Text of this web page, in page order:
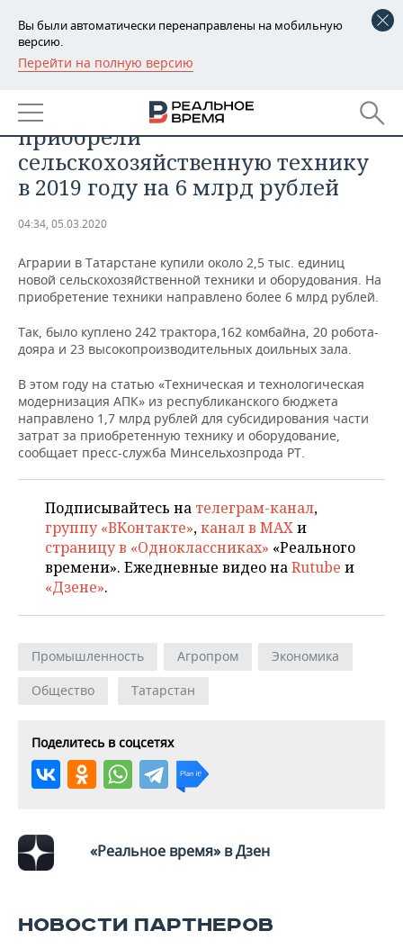
Вы были автоматически перенаправлены на мобильную
версию.
Перейти на полную версию
РЕГИОНЫ
БАШКОРТОСТАН
ТАТАРСТАН
УДМУРТИЯ
НОВОСТИ
АНАЛИТИКА
НОВОСТИ АНАЛИТИКИ
ДЕКЛАРАЦИИ О ДОХОДАХ
КОРОЛИ ГОСЗАКАЗА ПФО
КОМУ ПРИНАДЛЕЖАТ
ТАТАРСТАНА
ЭКОНОМИКА
НОВОСТИ ЭКОНОМИКИ
ФИНАНСЫ
БЮДЖЕТ
ИНВЕСТИЦИИ
ПРОМЫШЛЕННОСТЬ
НОВОСТИ
ПРОМЫШЛЕННОСТИ
АГРОПРОМ
НЕФТЕХИМИЯ
НЕФТЬ
ЭНЕРГЕТИКА
НЕДВИЖИМОСТЬ
НОВОСТИ АВТО
БИЗНЕС
НОВОСТИ БИЗНЕСА
РОЗНИЧНАЯ ТОРГОВЛЯ
ТРАНСПОРТ
УСЛУГИ
ТЕХНОЛОГИИ
НОВОСТИ ТЕХНОЛОГИЙ
IT
МЕДИА
ТЕЛЕКОММУНИКАЦИИ
МЕРОПРИЯТИЯ
НОВОСТИ МЕРОПРИЯТИЙ
ВЫЕЗДНАЯ РЕДАКЦИЯ
БИЗНЕС-БРАНЧИ
СПОРТ
НОВОСТИ СПОРТА
ФУТБОЛ
ВОЛЕЙБОЛ
ФИГУРНОЕ КАТАНИЕ
ХОККЕЙ С МЯЧОМ
ОБЩЕСТВО
НОВОСТИ ОБЩЕСТВА
ИСТОРИЯ
МЕДИЦИНА
ПРОИСШЕСТВИЯ
ФОТОГАЛЕРЕЯ
СПИСОК ПЕРСОН
ПОЛНАЯ ВЕРСИЯ
Аграрии в Татарстане
приобрели
сельскохозяйственную технику
в 2019 году на 6 млрд рублей
04:34, 05.03.2020
Аграрии в Татарстане купили около 2,5 тыс. единиц
новой сельскохозяйственной техники и оборудования. На
приобретение техники направлено более 6 млрд рублей.
Так, было куплено 242 трактора,162 комбайна, 20 робота-
дояра и 23 высокопроизводительных доильных зала.
В этом году на статью «Техническая и технологическая
модернизация АПК» из республиканского бюджета
направлено 1,7 млрд рублей для субсидирования части
затрат за приобретенную технику и оборудование,
сообщает пресс-служба Минсельхозпрода РТ.
Подписывайтесь на телеграм-канал,
группу «ВКонтакте»,канал в MAXи
страницу в «Одноклассниках» «Реального
времени». Ежедневные видео наRutube и
«Дзене».
Промышленность Агропром
Экономика
Общество
Татарстан
Поделитесь в соцсетях
«Реальное время» в Дзен
НОВОСТИ ПАРТНЕРОВ